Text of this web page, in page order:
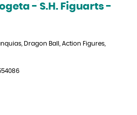
- S.H. Figuarts -
Dragon Ball Action Figures